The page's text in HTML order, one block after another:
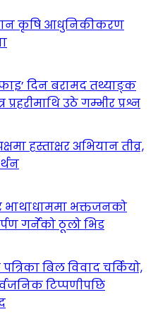
कृषि आधुनिकीकरण
दिन बरामद तथ्याङ्क
उठे गम्भीर प्रश्न
हस्ताक्षर अभियान तीव्र,
भाथाधाममा भक्तजनको
गर्नेको ठूलो भिड
बिल विवाद चर्कियो,
टिप्पणीपछि